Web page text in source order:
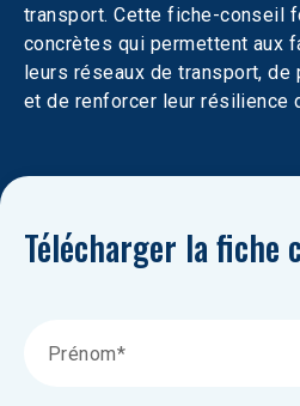
transport. Cette fiche-conseil
concrètes qui permettent aux
leurs réseaux de transport,
et de renforcer leur résilience
Télécharger la fiche